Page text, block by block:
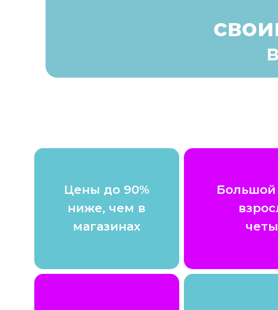
Цены до 90%
ниже, чем в
магазинах
Большой